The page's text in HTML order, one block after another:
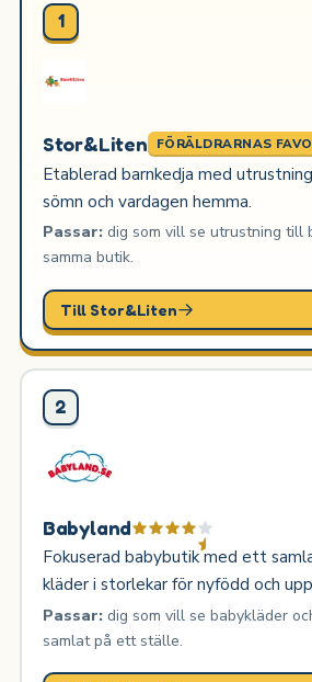
1
Stor&Liten FÖRÄLDRARNAS
Etablerad barnkedja med
sömn och vardagen hemma.
Passar:dig som vill se utrustning till
samma butik.
Till Stor&Liten
2
Babyland
Fokuserad babybutik med ett
kläder i storlekar för nyfödd och
Passar:dig som vill se babykläder
samlat på ett ställe.